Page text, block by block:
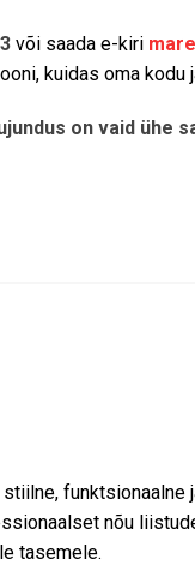
või saada e-kiri
kuidas oma
on vaid ühe
nõu
tasemele.